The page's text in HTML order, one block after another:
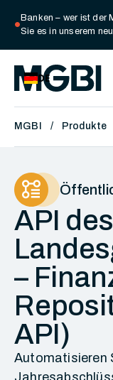
circle
Banken – wer ist der
Sie es in unserem
DE
MGBI Produkte
API des
–
API)
Automatisieren